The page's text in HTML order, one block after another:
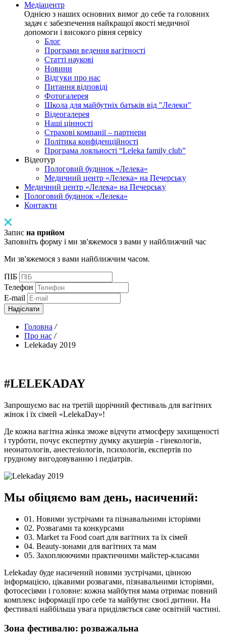
Медіацентр
Однією з наших основних вимог до себе та головних
задач є забезпечення найкращої якості медичної
допомоги і високого рівня сервісу
Блог
Програми ведення вагітності
Статті наукові
Новини
Відгуки про нас
Питання відповіді
Фотогалерея
Школа для майбутніх батьків від "Лелеки"
Відеогалерея
Наші цінності
Страхові компанії – партнери
Політика конфіденційності
Програма лояльності “Leleka family club”
Відеотур
Пологовий будинок «Лелека»
Медичний центр «Лелека» на Печерську
Медичний центр «Лелека» на Печерську
Пологовий будинок «Лелека»
Контакти
Запис на прийом
Заповніть форму і ми зв'яжемося з вами у найближчий час
Ми зв'яжемося з вами найближчим часом.
ПІБ
Телефон
E-mail
Надіслати
Головна /
Про нас /
Lelekaday 2019
#LELEKADAY
Запрошуємо вас на третій щорічний фестиваль для вагітних
жінок і їх сімей «LelekaDay»!
Де кожна вагітна жінка зможе відчути атмосферу захищеності
і турботи, почує експертну думку акушерів - гінекологів,
неонатологів, анестезіологів, психологів, експертів по
грудному вигодовуванню і педіатрів.
Мы обіцяємо вам день, насичений:
01. Новими зустрічами та пізнавальними історіями
02. Розвагами та конкурсами
03. Market та Food coart для вагітних та їх сімей
04. Beauty-зонами для вагітних та мам
05. Захоплюючими практичними майстер-класами
Lelekaday буде насичений новими зустрічами, цінною
інформацією, цікавими розвагами, пізнавальними історіями,
фотосесіями і головне: кожна майбутня мама отримає повний
комплекс інформації про себе та майбутнє своєї дитини. На
фестивалі найбільша увага приділяється саме освітній частині.
Зона фестивалю: розважальна